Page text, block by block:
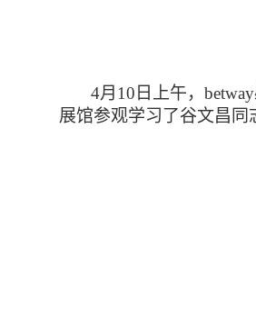
4月10日上午，betway
展馆参观学习了谷文昌同